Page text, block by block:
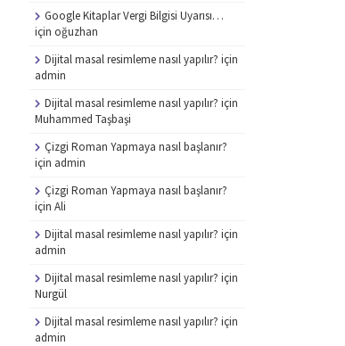
Google Kitaplar Vergi Bilgisi Uyarısı…
için oğuzhan
Dijital masal resimleme nasıl yapılır? için
admin
Dijital masal resimleme nasıl yapılır? için
Muhammed Taşbaşi
Çizgi Roman Yapmaya nasıl başlanır?
için admin
Çizgi Roman Yapmaya nasıl başlanır?
için Ali
Dijital masal resimleme nasıl yapılır? için
admin
Dijital masal resimleme nasıl yapılır? için
Nurgül
Dijital masal resimleme nasıl yapılır? için
admin